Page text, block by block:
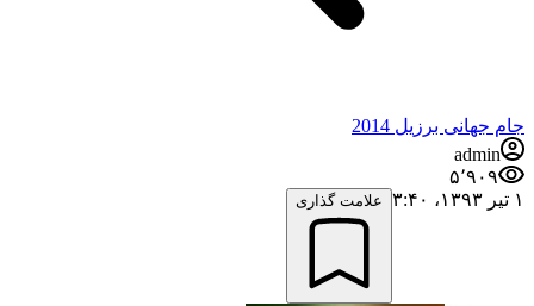
جام جهانی برزیل 2014
admin
۵٬۹۰۹
۱ تیر ۱۳۹۳،‏ ۳:۴۰
علامت گذاری